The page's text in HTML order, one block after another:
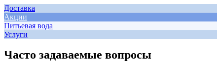
Доставка
Акции
Питьевая вода
Услуги
Часто задаваемые вопросы